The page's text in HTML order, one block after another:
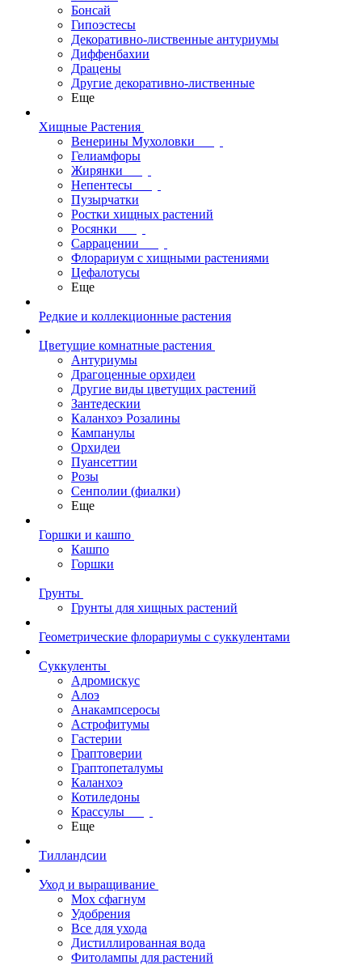
Бонсай
Гипоэстесы
Декоративно-лиственные антуриумы
Диффенбахии
Драцены
Другие декоративно-лиственные
Еще
Хищные Растения
Венерины Мухоловки
Гелиамфоры
Жирянки
Непентесы
Пузырчатки
Ростки хищных растений
Росянки
Саррацении
Флорариум с хищными растениями
Цефалотусы
Еще
Редкие и коллекционные растения
Цветущие комнатные растения
Антуриумы
Драгоценные орхидеи
Другие виды цветущих растений
Зантедескии
Каланхоэ Розалины
Кампанулы
Орхидеи
Пуансеттии
Розы
Сенполии (фиалки)
Еще
Горшки и кашпо
Кашпо
Горшки
Грунты
Грунты для хищных растений
Геометрические флорариумы с суккулентами
Суккуленты
Адромискус
Алоэ
Анакампсеросы
Астрофитумы
Гастерии
Граптоверии
Граптопеталумы
Каланхоэ
Котиледоны
Крассулы
Еще
Тилландсии
Уход и выращивание
Мох сфагнум
Удобрения
Все для ухода
Дистиллированная вода
Фитолампы для растений